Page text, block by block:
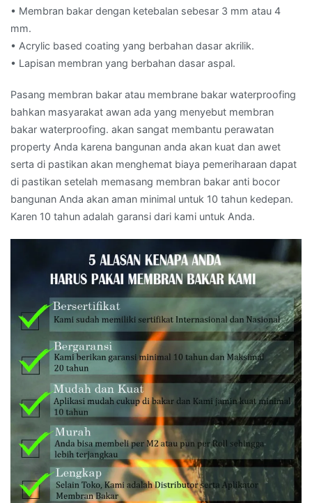
• Membran bakar dengan ketebalan sebesar 3 mm atau 4
mm.
• Acrylic based coating yang berbahan dasar akrilik.
• Lapisan membran yang berbahan dasar aspal.
Pasang membran bakar atau membrane bakar waterproofing
bahkan masyarakat awan ada yang menyebut membran
bakar waterproofing. akan sangat membantu perawatan
property Anda karena bangunan anda akan kuat dan awet
serta di pastikan akan menghemat biaya pemeriharaan dapat
di pastikan setelah memasang membran bakar anti bocor
bangunan Anda akan aman minimal untuk 10 tahun kedepan.
Karen 10 tahun adalah garansi dari kami untuk Anda.